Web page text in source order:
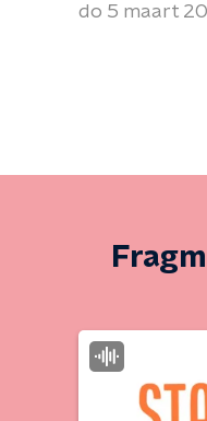
do 5 maart